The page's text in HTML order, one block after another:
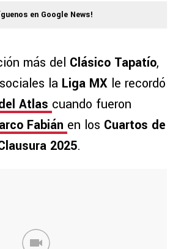
en Google News!
más del Clásico Tapatío,
la Liga MX le recordó
Atlas cuando fueron
Fabián en los Cuartos de
2025.